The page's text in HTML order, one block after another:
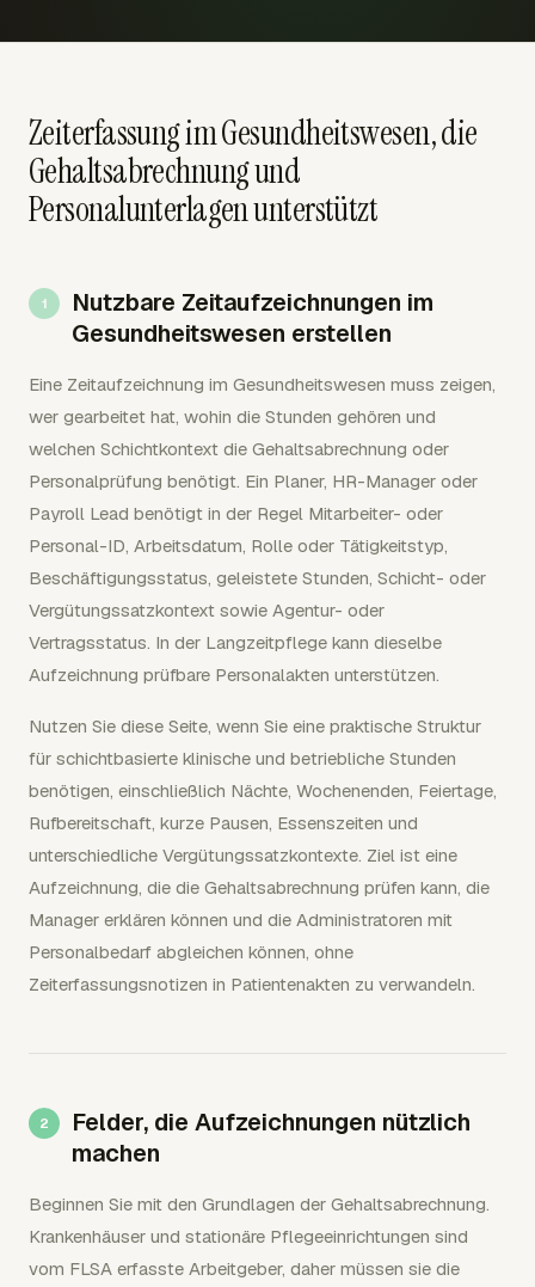
Zeiterfassung im Gesundheitswesen, die
Gehaltsabrechnung und
Personalunterlagen unterstützt
Nutzbare Zeitaufzeichnungen im
Gesundheitswesen erstellen
Eine Zeitaufzeichnung im Gesundheitswesen muss zeigen,
wer gearbeitet hat, wohin die Stunden gehören und
welchen Schichtkontext die Gehaltsabrechnung oder
Personalprüfung benötigt. Ein Planer, HR-Manager oder
Payroll Lead benötigt in der Regel Mitarbeiter- oder
Personal-ID, Arbeitsdatum, Rolle oder Tätigkeitstyp,
Beschäftigungsstatus, geleistete Stunden, Schicht- oder
Vergütungssatzkontext sowie Agentur- oder
Vertragsstatus. In der Langzeitpflege kann dieselbe
Aufzeichnung prüfbare Personalakten unterstützen.
Nutzen Sie diese Seite, wenn Sie eine praktische Struktur
für schichtbasierte klinische und betriebliche Stunden
benötigen, einschließlich Nächte, Wochenenden, Feiertage,
Rufbereitschaft, kurze Pausen, Essenszeiten und
unterschiedliche Vergütungssatzkontexte. Ziel ist eine
Aufzeichnung, die die Gehaltsabrechnung prüfen kann, die
Manager erklären können und die Administratoren mit
Personalbedarf abgleichen können, ohne
Zeiterfassungsnotizen in Patientenakten zu verwandeln.
Felder, die Aufzeichnungen nützlich
machen
Beginnen Sie mit den Grundlagen der Gehaltsabrechnung.
Krankenhäuser und stationäre Pflegeeinrichtungen sind
vom FLSA erfasste Arbeitgeber, daher müssen sie die